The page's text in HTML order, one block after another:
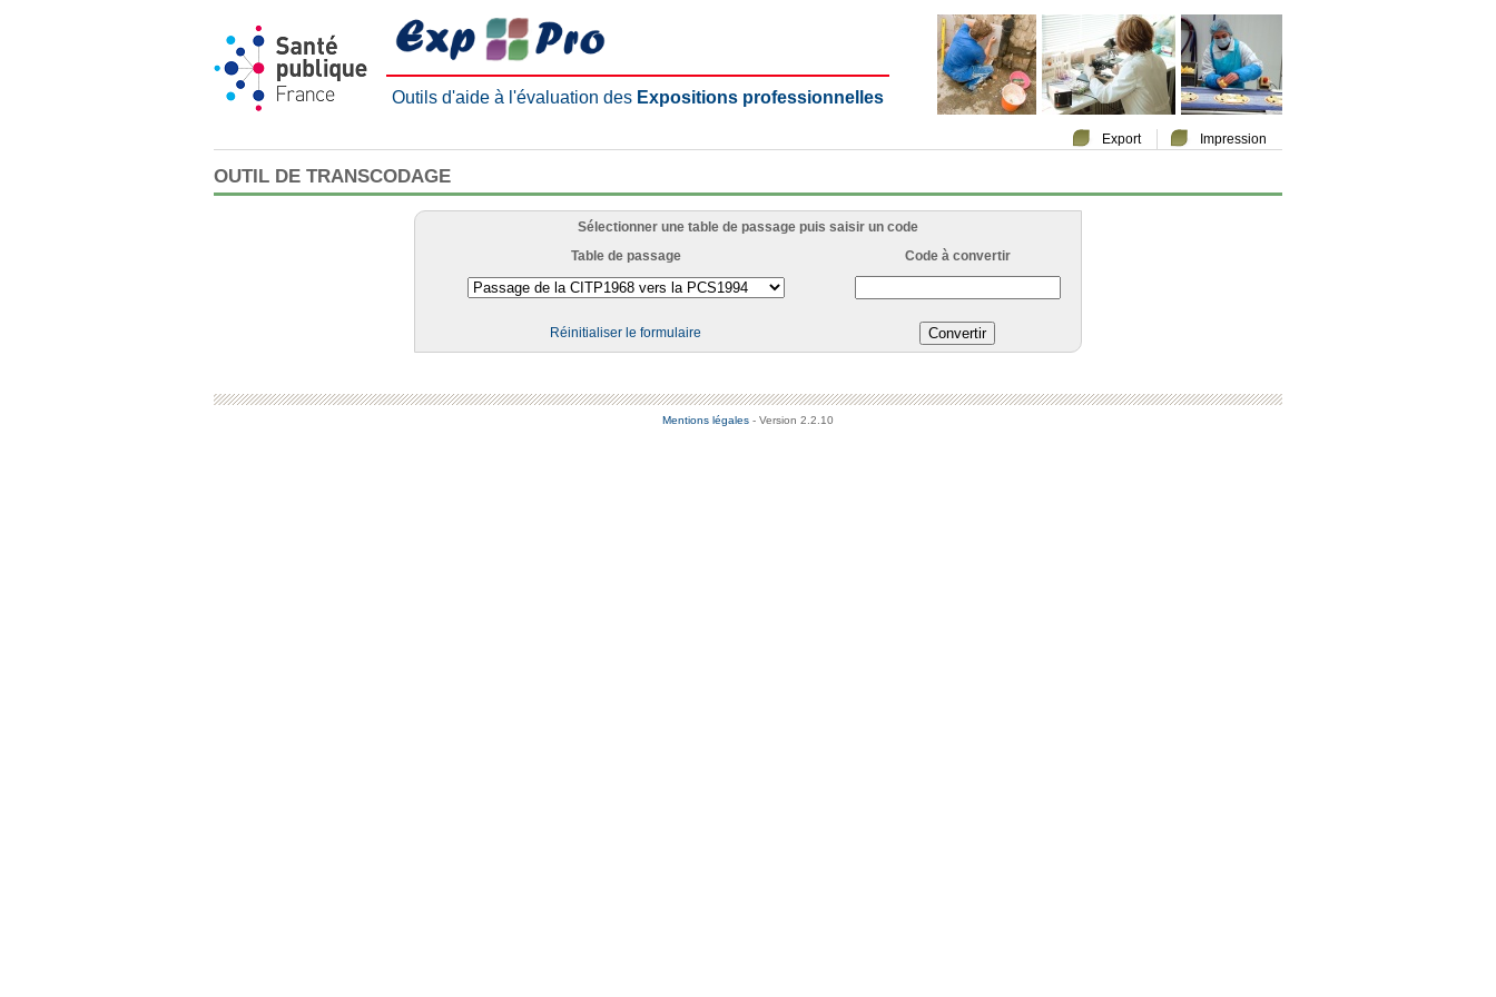
Outils d'aide à l'évaluation des Expositions professionnelles
Export Impression
OUTIL DE TRANSCODAGE
Sélectionner une table de passage puis saisir un code
Table de passage
Code à convertir
Réinitialiser le formulaire
Mentions légales - Version 2.2.10